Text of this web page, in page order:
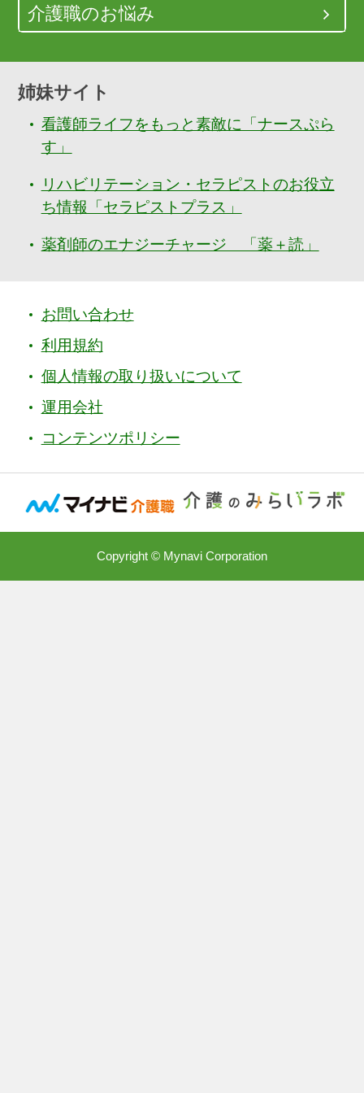
介護職のお悩み
姉妹サイト
看護師ライフをもっと素敵に「ナースぷら
す」
リハビリテーション・セラピストのお役立
ち情報「セラピストプラス」
薬剤師のエナジーチャージ 「薬＋読」
お問い合わせ
利用規約
個人情報の取り扱いについて
運用会社
コンテンツポリシー
Copyright © Mynavi Corporation